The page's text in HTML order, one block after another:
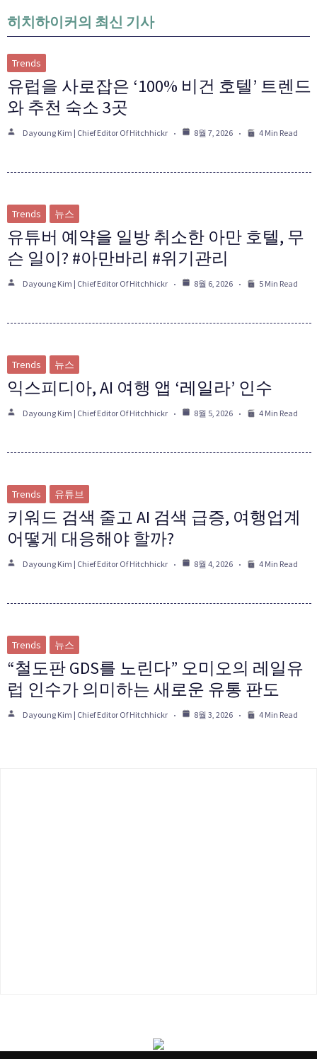
히치하이커의 최신 기사
Trends
유럽을 사로잡은 ‘100% 비건 호텔’ 트렌드
와 추천 숙소 3곳
Dayoung Kim | Chief Editor Of Hitchhickr 8월 7, 2026 4 Min Read
Trends 뉴스
유튜버 예약을 일방 취소한 아만 호텔, 무
슨 일이? #아만바리 #위기관리
Dayoung Kim | Chief Editor Of Hitchhickr 8월 6, 2026 5 Min Read
Trends 뉴스
익스피디아, AI 여행 앱 ‘레일라’ 인수
Dayoung Kim | Chief Editor Of Hitchhickr 8월 5, 2026 4 Min Read
Trends 유튜브
키워드 검색 줄고 AI 검색 급증, 여행업계
어떻게 대응해야 할까?
Dayoung Kim | Chief Editor Of Hitchhickr 8월 4, 2026 4 Min Read
Trends 뉴스
“철도판 GDS를 노린다” 오미오의 레일유
럽 인수가 의미하는 새로운 유통 판도
Dayoung Kim | Chief Editor Of Hitchhickr 8월 3, 2026 4 Min Read